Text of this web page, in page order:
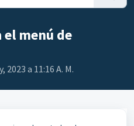
el menú de
2023 a 11:16 A. M.